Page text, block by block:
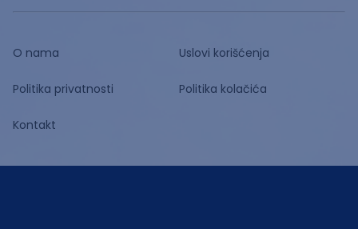
O nama Uslovi korišćenja
Politika privatnosti Politika kolačića
Kontakt